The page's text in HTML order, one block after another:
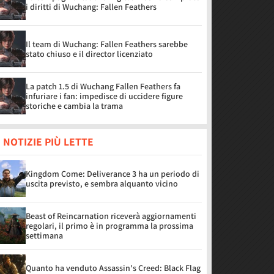
i diritti di Wuchang: Fallen Feathers
Il team di Wuchang: Fallen Feathers sarebbe
stato chiuso e il director licenziato
La patch 1.5 di Wuchang Fallen Feathers fa
infuriare i fan: impedisce di uccidere figure
storiche e cambia la trama
NOTIZIE PIÙ LETTE
Kingdom Come: Deliverance 3 ha un periodo di
uscita previsto, e sembra alquanto vicino
Beast of Reincarnation riceverà aggiornamenti
regolari, il primo è in programma la prossima
settimana
Quanto ha venduto Assassin's Creed: Black Flag